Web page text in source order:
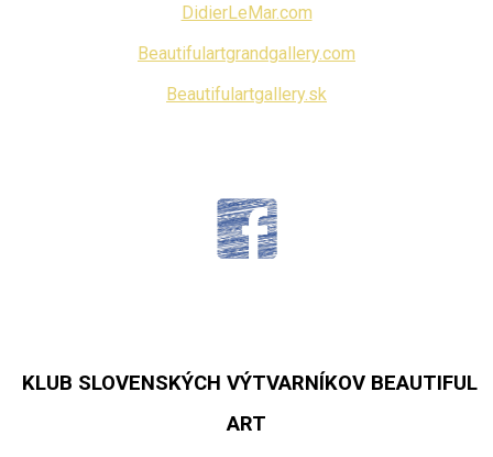
DidierLeMar.com
Beautifulartgrandgallery.com
Beautifulartgallery.sk
KLUB SLOVENSKÝCH VÝTVARNÍKOV BEAUTIFUL
ART